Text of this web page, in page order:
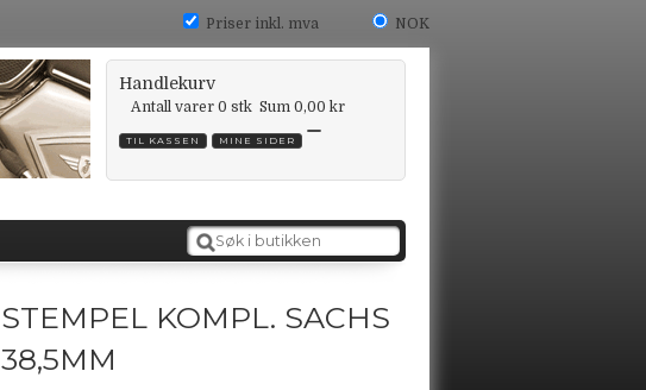
NOK
Priser inkl. mva
Handlekurv
Antall varer 0 stk Sum 0,00 kr
TIL KASSEN MINE SIDER
STEMPEL KOMPL. SACHS
38,5MM